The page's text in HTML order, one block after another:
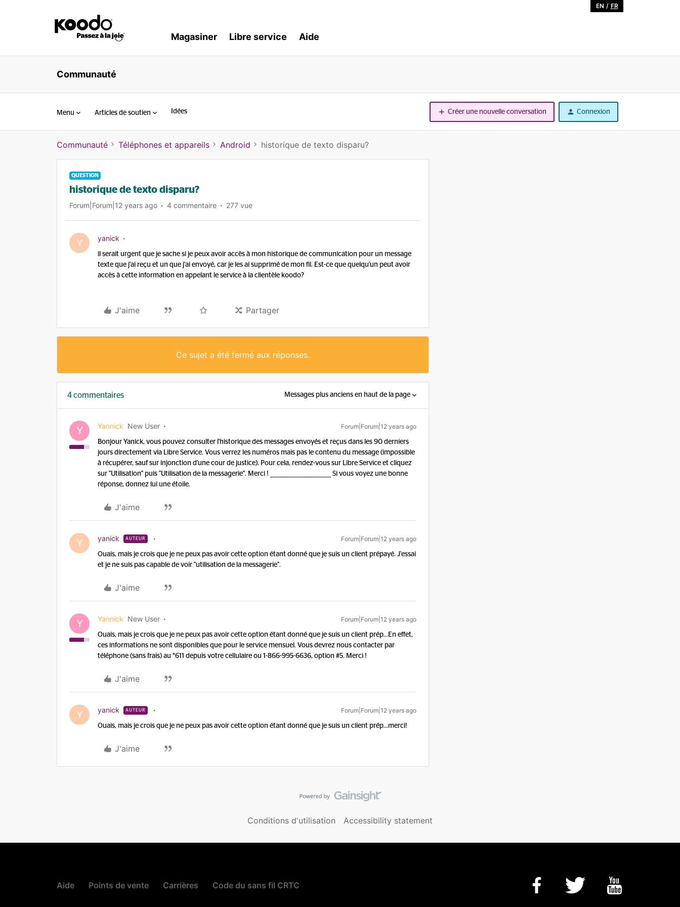
EN / FR
Magasiner Libre service Aide
Communauté
Menu Articles de soutien Idées Créer une nouvelle conversation Connexion
Communauté Téléphones et appareils Android historique de texto disparu?
QUESTION
historique de texto disparu?
Forum|Forum|12 years ago 4 commentaire 277 vue
Y yanick
il serait urgent que je sache si je peux avoir accès à mon historique de communication pour un message
texte que j'ai reçu et un que j'ai envoyé, car je les ai supprimé de mon fil. Est-ce que quelqu'un peut avoir
accès à cette information en appelant le service à la clientèle koodo?
J'aime Partager
Ce sujet a été fermé aux réponses.
4 commentaires Messages plus anciens en haut de la page
Y Yannick New User Forum|Forum|12 years ago
Bonjour Yanick, vous pouvez consulter l'historique des messages envoyés et reçus dans les 90 derniers
jours directement via Libre Service. Vous verrez les numéros mais pas le contenu du message (impossible
à récupérer, sauf sur injonction d'une cour de justice). Pour cela, rendez-vous sur Libre Service et cliquez
sur "Utilisation" puis "Utilisation de la messagerie". Merci ! ________________________ Si vous voyez une bonne
réponse, donnez lui une étoile.
J'aime
Y yanick AUTEUR Forum|Forum|12 years ago
Ouais, mais je crois que je ne peux pas avoir cette option étant donné que je suis un client prépayé. J'essai
et je ne suis pas capable de voir ''utilisation de la messagerie''.
J'aime
Y Yannick New User Forum|Forum|12 years ago
Ouais, mais je crois que je ne peux pas avoir cette option étant donné que je suis un client prép...En effet,
ces informations ne sont disponibles que pour le service mensuel. Vous devrez nous contacter par
téléphone (sans frais) au *611 depuis votre cellulaire ou 1-866-995-6636, option #5. Merci !
J'aime
Y yanick AUTEUR Forum|Forum|12 years ago
Ouais, mais je crois que je ne peux pas avoir cette option étant donné que je suis un client prép...merci!
J'aime
Conditions d'utilisation Accessibility statement
Aide Points de vente Carrières Code du sans fil CRTC